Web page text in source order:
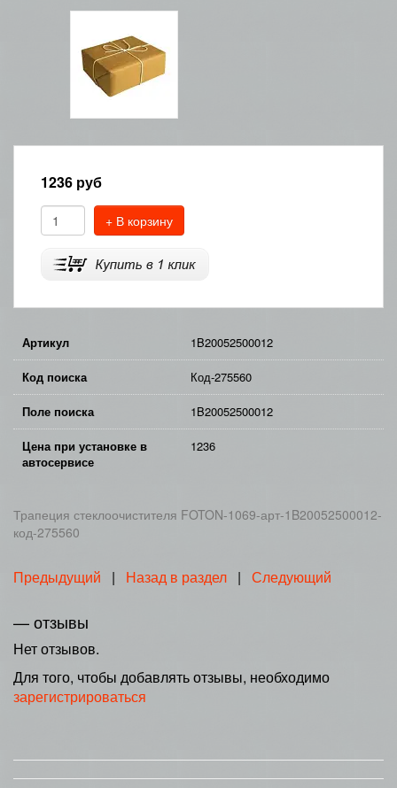
1236 руб
+ В корзину
Артикул 1B20052500012
Код поиска Код-275560
Поле поиска 1B20052500012
Цена при установке в
автосервисе
1236
Трапеция стеклоочистителя FOTON-1069-арт-1B20052500012-
код-275560
Предыдущий | Назад в раздел | Следующий
— отзывы
Нет отзывов.
Для того, чтобы добавлять отзывы, необходимо
зарегистрироваться